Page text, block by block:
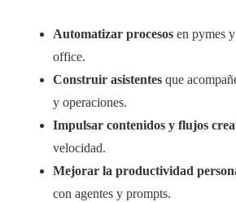
Automatizar procesos en pymes
office.
Construir asistentes que
y operaciones.
Impulsar contenidos y flujos
velocidad.
Mejorar la productividad
con agentes y prompts.